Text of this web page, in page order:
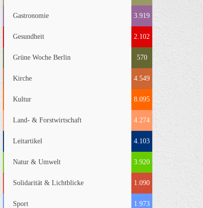
Gastronomie 3.919
Gesundheit 2.102
Grüne Woche Berlin 570
Kirche 4.549
Kultur 8.095
Land- & Forstwirtschaft 4.274
Leitartikel 4.103
Natur & Umwelt 3.920
Solidarität & Lichtblicke 1.090
Sport 1.973